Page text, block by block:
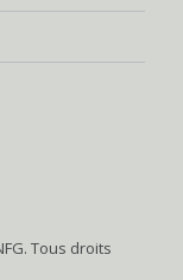
Tous droits